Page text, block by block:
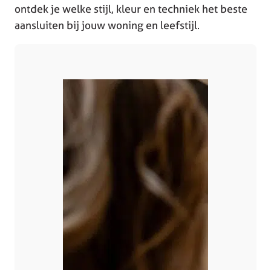
ontdek je welke stijl, kleur en techniek het beste
aansluiten bij jouw woning en leefstijl.